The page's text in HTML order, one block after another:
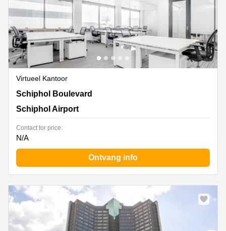
Virtueel Kantoor
Schiphol Boulevard 127, Schiphol Airport
Schiphol Boulevard
Schiphol Airport
Contact for price:
N/A
Ontvang info